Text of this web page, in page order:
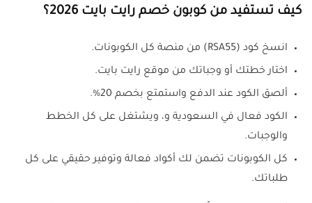
كيف تستفيد من كوبون خصم رايت بايت 2026؟
انسخ كود (RSA55) من منصة كل الكوبونات.
اختار خطتك أو وجباتك من موقع رايت بايت.
ألصق الكود عند الدفع واستمتع بخصم 20%.
الكود فعال في السعودية و، ويشتغل على كل الخطط
والوجبات.
كل الكوبونات تضمن لك أكواد فعالة وتوفير حقيقي على كل
طلباتك.